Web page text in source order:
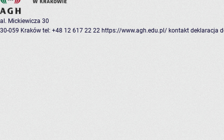
al. Mickiewicza 30
30-059 Kraków tel: +48 12 617 22 22 https://www.agh.edu.pl/ kontakt deklaracja